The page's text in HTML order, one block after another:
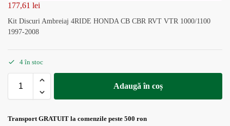
177,61 lei
Kit Discuri Ambreiaj 4RIDE HONDA CB CBR RVT VTR 1000/1100
1997-2008
4 în stoc
Adaugă în coș
Transport GRATUIT la comenzile peste 500 ron